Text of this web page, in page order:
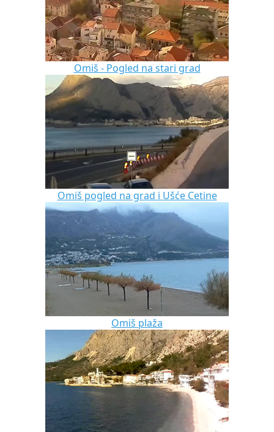
Omiš - Pogled na stari grad
Omiš pogled na grad i Ušće Cetine
Omiš plaža